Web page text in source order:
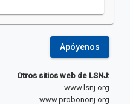
Apóyenos
Otros sitios web de LSNJ:
www.lsnj.org
www.probononj.org